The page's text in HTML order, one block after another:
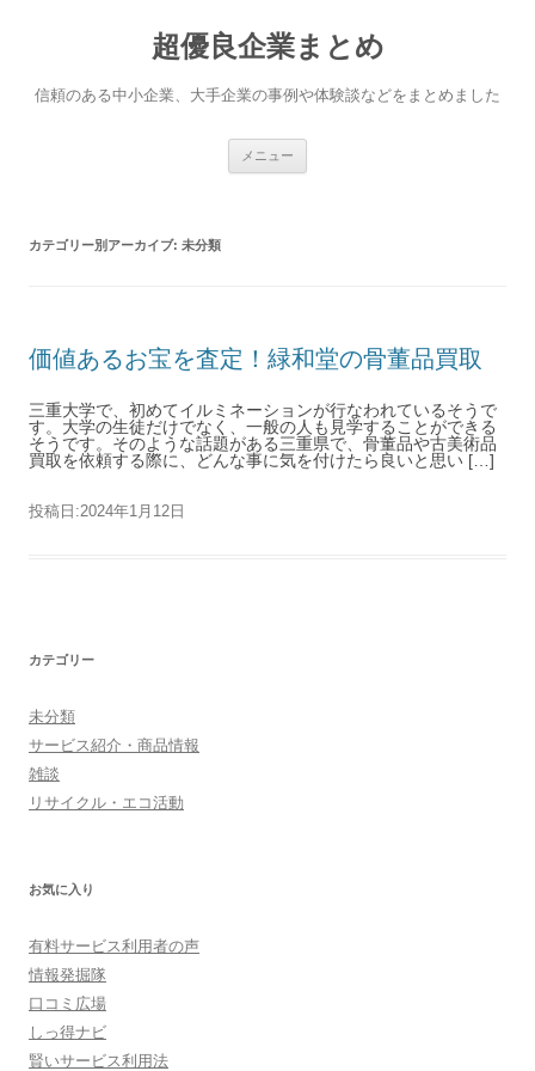
超優良企業まとめ
信頼のある中小企業、大手企業の事例や体験談などをまとめました
メニュー
カテゴリー別アーカイブ: 未分類
価値あるお宝を査定！緑和堂の骨董品買取
三重大学で、初めてイルミネーションが行なわれているそうで
す。大学の生徒だけでなく、一般の人も見学することができる
そうです。そのような話題がある三重県で、骨董品や古美術品
買取を依頼する際に、どんな事に気を付けたら良いと思い […]
投稿日:2024年1月12日
カテゴリー
未分類
サービス紹介・商品情報
雑談
リサイクル・エコ活動
お気に入り
有料サービス利用者の声
情報発掘隊
口コミ広場
しっ得ナビ
賢いサービス利用法